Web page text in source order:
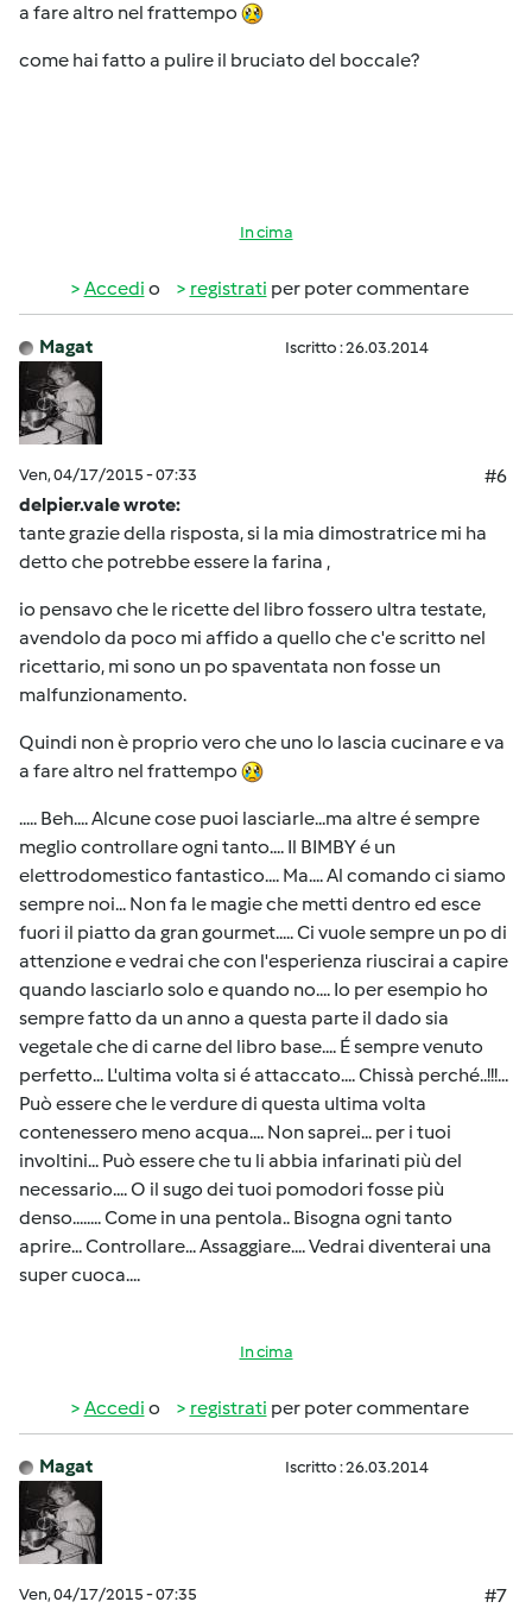
a fare altro nel frattempo
come hai fatto a pulire il bruciato del boccale?
In cima
Accedi o registrati per poter commentare
Magat Iscritto : 26.03.2014
Ven, 04/17/2015 - 07:33
#6
delpier.vale wrote:
tante grazie della risposta, si la mia dimostratrice mi ha
detto che potrebbe essere la farina ,
io pensavo che le ricette del libro fossero ultra testate,
avendolo da poco mi affido a quello che c'e scritto nel
ricettario, mi sono un po spaventata non fosse un
malfunzionamento.
Quindi non è proprio vero che uno lo lascia cucinare e va
a fare altro nel frattempo
..... Beh.... Alcune cose puoi lasciarle...ma altre é sempre
meglio controllare ogni tanto.... Il BIMBY é un
elettrodomestico fantastico.... Ma.... Al comando ci siamo
sempre noi... Non fa le magie che metti dentro ed esce
fuori il piatto da gran gourmet..... Ci vuole sempre un po di
attenzione e vedrai che con l'esperienza riuscirai a capire
quando lasciarlo solo e quando no.... Io per esempio ho
sempre fatto da un anno a questa parte il dado sia
vegetale che di carne del libro base.... É sempre venuto
perfetto... L'ultima volta si é attaccato.... Chissà perché..!!!...
Può essere che le verdure di questa ultima volta
contenessero meno acqua.... Non saprei... per i tuoi
involtini... Può essere che tu li abbia infarinati più del
necessario.... O il sugo dei tuoi pomodori fosse più
denso........ Come in una pentola.. Bisogna ogni tanto
aprire... Controllare... Assaggiare.... Vedrai diventerai una
super cuoca....
In cima
Accedi o registrati per poter commentare
Magat Iscritto : 26.03.2014
Ven, 04/17/2015 - 07:35
#7